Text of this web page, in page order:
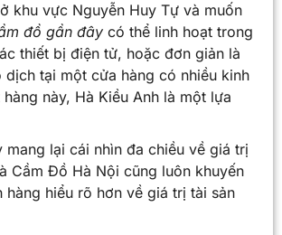
khu vực Nguyễn Huy Tự và muốn
đồ gần đây có thể linh hoạt trong
thiết bị điện tử, hoặc đơn giản là
dịch tại một cửa hàng có nhiều kinh
này, Hà Kiều Anh là một lựa
mang lại cái nhìn đa chiều về giá trị
Cầm Đồ Hà Nội cũng luôn khuyến
hàng hiểu rõ hơn về giá trị tài sản